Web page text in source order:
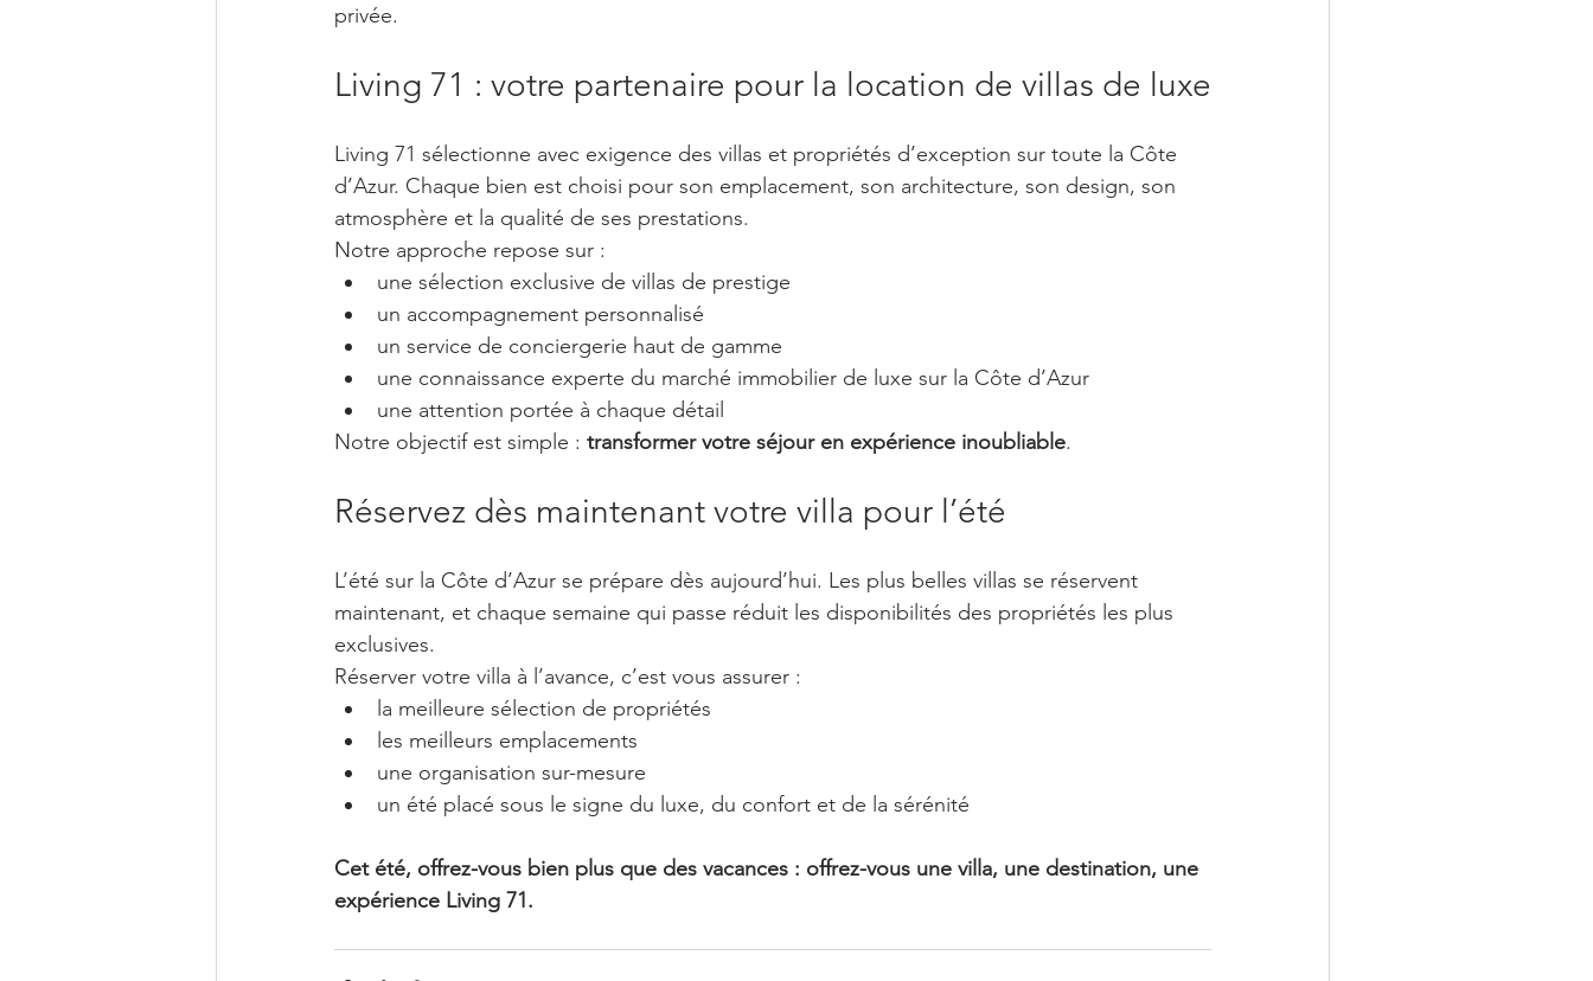
privée.
Living 71 : votre partenaire pour la location de villas de luxe
Living 71 sélectionne avec exigence des villas et propriétés d’exception sur toute la Côte
d’Azur. Chaque bien est choisi pour son emplacement, son architecture, son design, son
atmosphère et la qualité de ses prestations.
Notre approche repose sur :
une sélection exclusive de villas de prestige
un accompagnement personnalisé
un service de conciergerie haut de gamme
une connaissance experte du marché immobilier de luxe sur la Côte d’Azur
une attention portée à chaque détail
Notre objectif est simple : transformer votre séjour en expérience inoubliable.
Réservez dès maintenant votre villa pour l’été
L’été sur la Côte d’Azur se prépare dès aujourd’hui. Les plus belles villas se réservent
maintenant, et chaque semaine qui passe réduit les disponibilités des propriétés les plus
exclusives.
Réserver votre villa à l’avance, c’est vous assurer :
la meilleure sélection de propriétés
les meilleurs emplacements
une organisation sur-mesure
un été placé sous le signe du luxe, du confort et de la sérénité
Cet été, offrez-vous bien plus que des vacances : offrez-vous une villa, une destination, une
expérience Living 71.